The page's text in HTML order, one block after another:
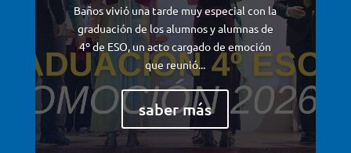
Baños vivió una tarde muy especial con la
graduación de los alumnos y alumnas de
4º de ESO, un acto cargado de emoción
que reunió...
saber más